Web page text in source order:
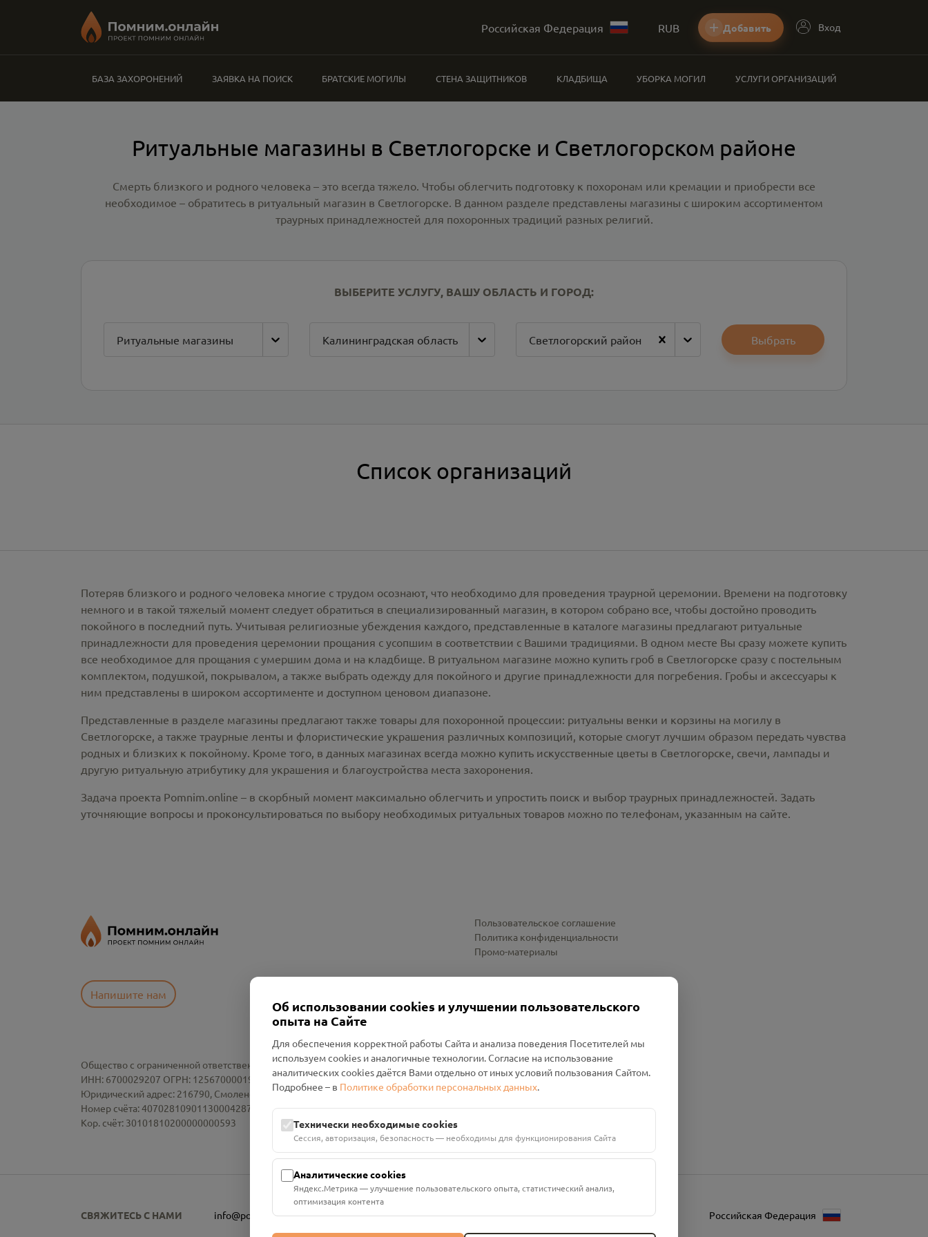
Российская Федерация RUB Добавить Вход
БАЗА ЗАХОРОНЕНИЙ ЗАЯВКА НА ПОИСК БРАТСКИЕ МОГИЛЫ СТЕНА ЗАЩИТНИКОВ КЛАДБИЩА УБОРКА МОГИЛ УСЛУГИ ОРГАНИЗАЦИЙ
Ритуальные магазины в Светлогорске и Светлогорском районе
Смерть близкого и родного человека – это всегда тяжело. Чтобы облегчить подготовку к похоронам или кремации и приобрести все
необходимое – обратитесь в ритуальный магазин в Светлогорске. В данном разделе представлены магазины с широким ассортиментом
траурных принадлежностей для похоронных традиций разных религий.
ВЫБЕРИТЕ УСЛУГУ, ВАШУ ОБЛАСТЬ И ГОРОД:
Ритуальные магазины Калининградская область Светлогорский район Выбрать
Список организаций
Потеряв близкого и родного человека многие с трудом осознают, что необходимо для проведения траурной церемонии. Времени на подготовку
немного и в такой тяжелый момент следует обратиться в специализированный магазин, в котором собрано все, чтобы достойно проводить
покойного в последний путь. Учитывая религиозные убеждения каждого, представленные в каталоге магазины предлагают ритуальные
принадлежности для проведения церемонии прощания с усопшим в соответствии с Вашими традициями. В одном месте Вы сразу можете купить
все необходимое для прощания с умершим дома и на кладбище. В ритуальном магазине можно купить гроб в Светлогорске сразу с постельным
комплектом, подушкой, покрывалом, а также выбрать одежду для покойного и другие принадлежности для погребения. Гробы и аксессуары к
ним представлены в широком ассортименте и доступном ценовом диапазоне.
Представленные в разделе магазины предлагают также товары для похоронной процессии: ритуальны венки и корзины на могилу в
Светлогорске, а также траурные ленты и флористические украшения различных композиций, которые смогут лучшим образом передать чувства
родных и близких к покойному. Кроме того, в данных магазинах всегда можно купить искусственные цветы в Светлогорске, свечи, лампады и
другую ритуальную атрибутику для украшения и благоустройства места захоронения.
Задача проекта Pomnim.online – в скорбный момент максимально облегчить и упростить поиск и выбор траурных принадлежностей. Задать
уточняющие вопросы и проконсультироваться по выбору необходимых ритуальных товаров можно по телефонам, указанным на сайте.
Напишите нам
Пользовательское соглашение
Политика конфиденциальности
Промо-материалы
Общество с ограниченной ответственностью «Смоленский Проект Помним»
ИНН: 6700029207 ОГРН: 1256700001986
Юридический адрес: 216790, Смоленская область, р-н Руднянский, г. Рудня, улица Западная, д. 26А, пом. 18
Номер счёта: 40702810901130004287 в АО "АЛЬФА-БАНК"
Кор. счёт: 30101810200000000593
СВЯЖИТЕСЬ С НАМИ info@pomnim.online Российская Федерация
Об использовании cookies и улучшении пользовательского
опыта на Сайте
Для обеспечения корректной работы Сайта и анализа поведения Посетителей мы
используем cookies и аналогичные технологии. Согласие на использование
аналитических cookies даётся Вами отдельно от иных условий пользования Сайтом.
Подробнее – в Политике обработки персональных данных.
Технически необходимые cookies
Сессия, авторизация, безопасность — необходимы для функционирования Сайта
Аналитические cookies
Яндекс.Метрика — улучшение пользовательского опыта, статистический анализ,
оптимизация контента